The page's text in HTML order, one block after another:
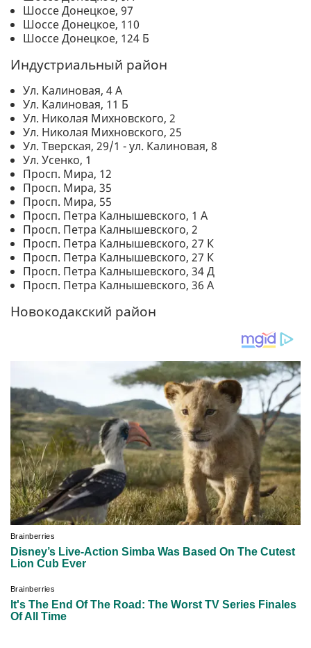
Шоссе Донецкое, 97
Шоссе Донецкое, 110
Шоссе Донецкое, 124 Б
Индустриальный район
Ул. Калиновая, 4 А
Ул. Калиновая, 11 Б
Ул. Николая Михновского, 2
Ул. Николая Михновского, 25
Ул. Тверская, 29/1 - ул. Калиновая, 8
Ул. Усенко, 1
Просп. Мира, 12
Просп. Мира, 35
Просп. Мира, 55
Просп. Петра Калнышевского, 1 А
Просп. Петра Калнышевского, 2
Просп. Петра Калнышевского, 27 К
Просп. Петра Калнышевского, 27 К
Просп. Петра Калнышевского, 34 Д
Просп. Петра Калнышевского, 36 А
Новокодакский район